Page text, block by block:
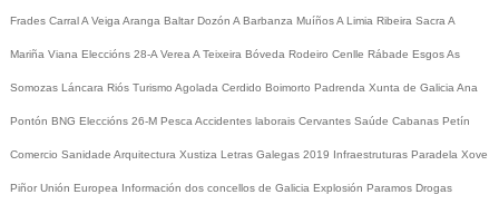
Frades CarralA Veiga Aranga Baltar Dozón A Barbanza MuíñosA Limia Ribeira Sacra A
Mariña Viana Eleccións 28-A Verea A Teixeira Bóveda Rodeiro Cenlle Rábade EsgosAs
Somozas Láncara Riós Turismo Agolada Cerdido Boimorto Padrenda Xunta de Galicia Ana
Pontón BNG Eleccións 26-M Pesca Accidentes laborais Cervantes Saúde Cabanas Petín
Comercio Sanidade Arquitectura Xustiza Letras Galegas 2019 Infraestruturas Paradela Xove
Piñor Unión Europea Información dos concellos de Galicia Explosión Paramos Drogas